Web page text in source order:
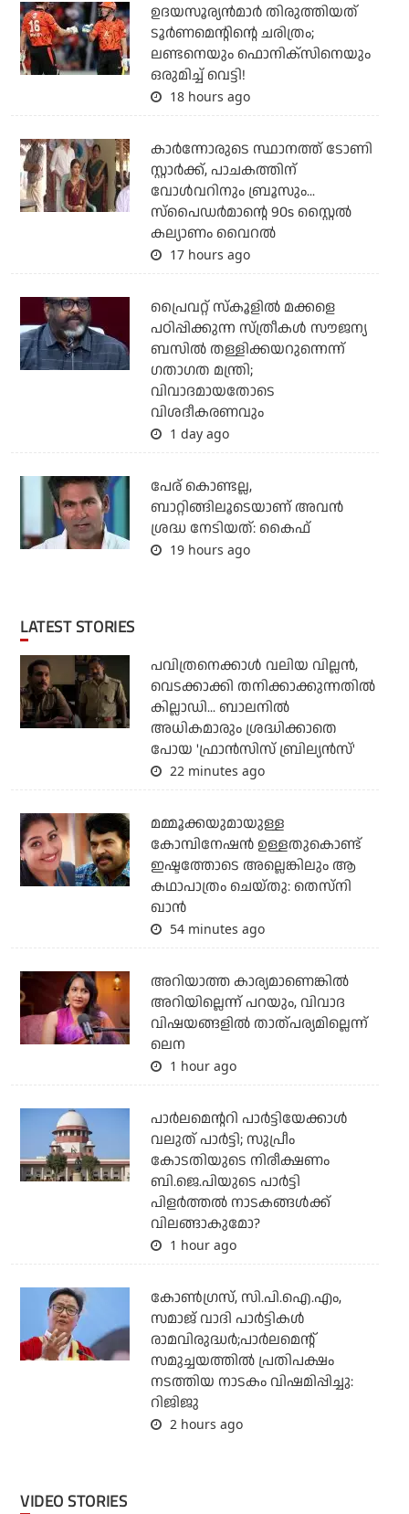
ഉദയസൂര്യന്‍മാര്‍ തിരുത്തിയത്
ടൂര്‍ണമെന്റിന്റെ ചരിത്രം;
ലണ്ടനെയും ഫൊനിക്‌സിനെയും
ഒരുമിച്ച് വെട്ടി!
18 hours ago
കാര്‍ന്നോരുടെ സ്ഥാനത്ത് ടോണി
സ്റ്റാര്‍ക്ക്, പാചകത്തിന്
വോള്‍വറിനും ബ്രൂസും...
സ്‌പൈഡര്‍മാന്റെ 90s സ്റ്റൈല്‍
കല്യാണം വൈറല്‍
17 hours ago
പ്രൈവറ്റ് സ്‌കൂളില്‍ മക്കളെ
പഠിപ്പിക്കുന്ന സ്ത്രീകള്‍ സൗജന്യ
ബസില്‍ തള്ളിക്കയറുന്നെന്ന്
ഗതാഗത മന്ത്രി;
വിവാദമായതോടെ
വിശദീകരണവും
1 day ago
പേര് കൊണ്ടല്ല,
ബാറ്റിങ്ങിലൂടെയാണ് അവൻ
ശ്രദ്ധ നേടിയത്: കൈഫ്
19 hours ago
LATEST STORIES
പവിത്രനെക്കാള്‍ വലിയ വില്ലന്‍,
വെടക്കാക്കി തനിക്കാക്കുന്നതില്‍
കില്ലാഡി... ബാലനില്‍
അധികമാരും ശ്രദ്ധിക്കാതെ
പോയ 'ഫ്രാന്‍സിസ് ബ്രില്യന്‍സ്'
22 minutes ago
മമ്മൂക്കയുമായുള്ള
കോമ്പിനേഷൻ ഉള്ളതുകൊണ്ട്
ഇഷ്ടത്തോടെ അല്ലെങ്കിലും ആ
കഥാപാത്രം ചെയ്തു: തെസ്നി
ഖാൻ
54 minutes ago
അറിയാത്ത കാര്യമാണെങ്കിൽ
അറിയില്ലെന്ന് പറയും, വിവാദ
വിഷയങ്ങളിൽ താത്പര്യമില്ലെന്ന്
ലെന
1 hour ago
പാര്‍ലമെന്ററി പാര്‍ട്ടിയേക്കാള്‍
വലുത് പാര്‍ട്ടി; സുപ്രീം
കോടതിയുടെ നിരീക്ഷണം
ബി.ജെ.പിയുടെ പാര്‍ട്ടി
പിളര്‍ത്തല്‍ നാടകങ്ങള്‍ക്ക്
വിലങ്ങാകുമോ?
1 hour ago
കോണ്‍ഗ്രസ്, സി.പി.ഐ.എം,
സമാജ് വാദി പാര്‍ട്ടികള്‍
രാമവിരുദ്ധര്‍;പാര്‍ലമെന്റ്
സമുച്ചയത്തില്‍ പ്രതിപക്ഷം
നടത്തിയ നാടകം വിഷമിപ്പിച്ചു:
റിജിജു
2 hours ago
VIDEO STORIES